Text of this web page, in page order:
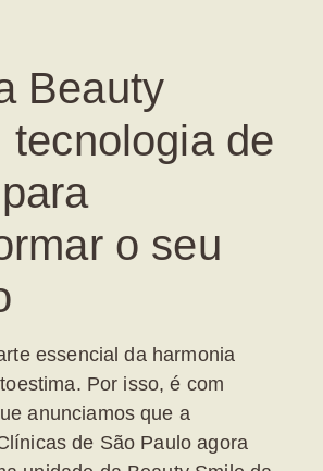
Beauty
tecnologia de
o seu
essencial da harmonia
Por isso, é com
anunciamos que a
de São Paulo agora